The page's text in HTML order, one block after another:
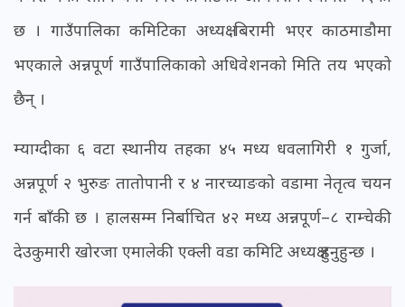
छ । गाउँपालिका कमिटिका अध्यक्ष बिरामी भएर काठमाडौमा
भएकाले अन्नपूर्ण गाउँपालिकाको अधिवेशनको मिति तय भएको
छैन् ।
म्याग्दीका ६ वटा स्थानीय तहका ४५ मध्य धवलागिरी १ गुर्जा,
अन्नपूर्ण २ भुरुङ तातोपानी र ४ नारच्याङको वडामा नेतृत्व चयन
गर्न बाँकी छ । हालसम्म निर्बाचित ४२ मध्य अन्नपूर्ण–८ राम्चेकी
देउकुमारी खोरजा एमालेकी एक्ली वडा कमिटि अध्यक्ष हुनुहुन्छ ।